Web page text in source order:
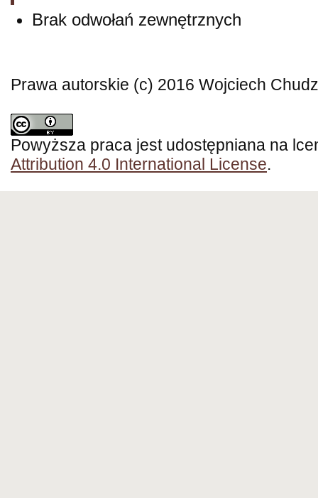
Brak odwołań zewnętrznych
Prawa autorskie (c) 2016 Wojciech
Powyższa praca jest udostępniana na
Attribution 4.0 International License.